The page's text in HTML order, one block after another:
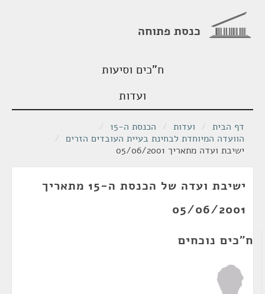
כנסת פתוחה
ח"כים וסיעות
ועדות
דף הבית / ועדות / הכנסת ה-15
/
הוועדה המיוחדת לבחינת בעיית העובדים הזרים /
ישיבת ועדה מתאריך 05/06/2001
ישיבת ועדה של הכנסת ה-15 מתאריך
05/06/2001
ח"כים נוכחים